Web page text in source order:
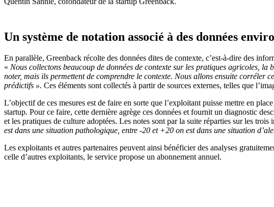
Un système de notation associé à des données
En parallèle, Greenback récolte des données dites de contexte, c’est-à-dire des
« Nous collectons beaucoup de données de contexte sur les pratiques agricoles,
noter, mais ils permettent de comprendre le contexte. Nous allons ensuite corréler
prédictifs ». Ces éléments sont collectés à partir de sources externes, telles que
L’objectif de ces mesures est de faire en sorte que l’exploitant puisse mettre en
startup. Pour ce faire, cette dernière agrège ces données et fournit un diagnostic
et les pratiques de culture adoptées. Les notes sont par la suite réparties sur les
est dans une situation pathologique, entre -20 et +20 on est dans une situation
Les exploitants et autres partenaires peuvent ainsi bénéficier des analyses
celle d’autres exploitants, le service propose un abonnement annuel.